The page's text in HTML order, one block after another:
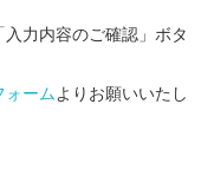
力内容のご確認」ボタ
ォームよりお願いいたし